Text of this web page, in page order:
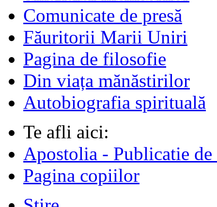
Comunicate de presă
Făuritorii Marii Uniri
Pagina de filosofie
Din viața mănăstirilor
Autobiografia spirituală
Te afli aici:
Apostolia - Publicatie
Pagina copiilor